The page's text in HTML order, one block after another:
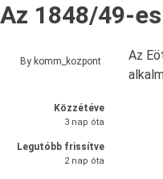
Az 1848/49-
By komm_kozpont
Közzétéve
3 nap óta
Legutóbb frissítve
2 nap óta
Az